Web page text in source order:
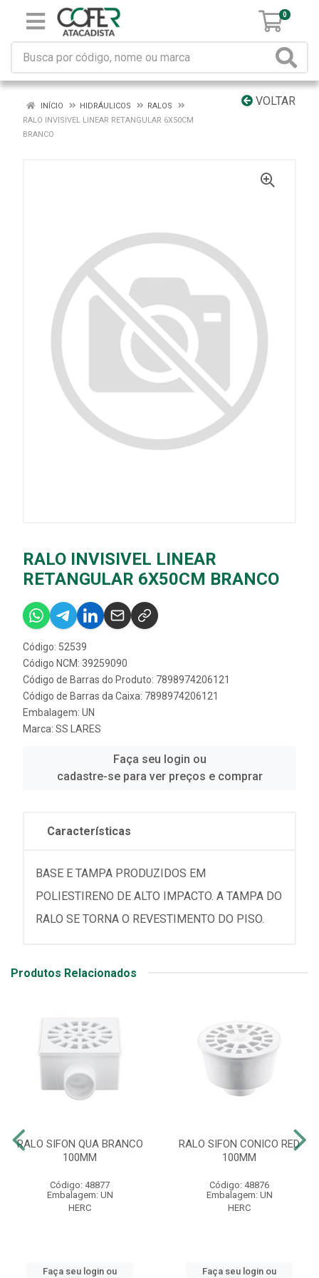
0
VOLTAR
INÍCIO HIDRÁULICOS
RALOS
RALO INVISIVEL LINEAR RETANGULAR 6X50CM
BRANCO
RALO INVISIVEL LINEAR
RETANGULAR 6X50CM BRANCO
Código: 52539
Código NCM: 39259090
Código de Barras do Produto: 7898974206121
Código de Barras da Caixa: 7898974206121
Embalagem: UN
Marca: SS LARES
Faça seu login ou
cadastre-se para ver preços e comprar
Características
BASE E TAMPA PRODUZIDOS EM
POLIESTIRENO DE ALTO IMPACTO. A TAMPA DO
RALO SE TORNA O REVESTIMENTO DO PISO.
Produtos Relacionados
RALO SIFON QUA BRANCO
100MM
Código: 48877
Embalagem: UN
HERC
Faça seu login ou
RALO SIFON CONICO RED
100MM
Código: 48876
Embalagem: UN
HERC
Faça seu login ou